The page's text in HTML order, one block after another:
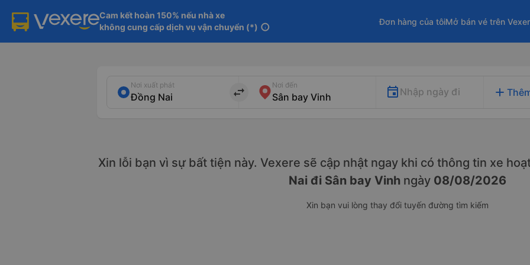
Cam kết hoàn 150% nếu nhà xe
không cung cấp dịch vụ vận chuyển (*) info
Đơn hàng của tôiMở bán vé trên
Nơi xuất phát
import_export
Nơi đến
Nhập ngày đi add
Xin lỗi bạn vì sự bất tiện này. Vexere sẽ cập nhật ngay khi có thông tin xe
Nai đi Sân bay Vinh ngày 08/08/2026
Xin bạn vui lòng thay đổi tuyến đường tìm kiếm